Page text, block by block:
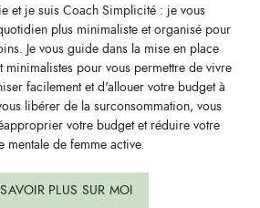
et je suis Coach Simplicité : je vous
plus minimaliste et organisé pour
Je vous guide dans la mise en place
minimalistes pour vous permettre de vivre
facilement et d'allouer votre budget à
libérer de la surconsommation, vous
votre budget et réduire votre
mentale de femme active.
PLUS SUR MOI